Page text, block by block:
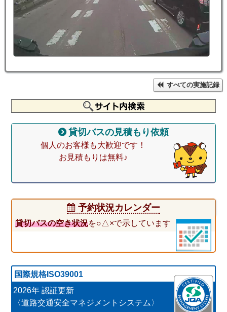
すべての実施記録
貸切バスの見積もり依頼
個人のお客様も大歓迎です！
お見積もりは無料♪
予約状況カレンダー
貸切バスの空き状況を○△×で示しています
国際規格ISO39001
2026年 認証更新
〈道路交通安全マネジメントシステム〉